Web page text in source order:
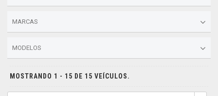
MARCAS
MODELOS
MOSTRANDO 1 - 15 DE 15 VEÍCULOS.